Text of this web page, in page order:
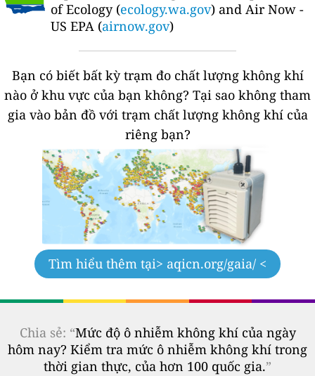
of Ecology (ecology.wa.gov) and Air Now -
US EPA (airnow.gov)
Bạn có biết bất kỳ trạm đo chất lượng không khí
nào ở khu vực của bạn không? Tại sao không tham
gia vào bản đồ với trạm chất lượng không khí của
riêng bạn?
Tìm hiểu thêm tại> aqicn.org/gaia/ <
Chia sẻ: “Mức độ ô nhiễm không khí của ngày
hôm nay? Kiểm tra mức ô nhiễm không khí trong
thời gian thực, của hơn 100 quốc gia.”